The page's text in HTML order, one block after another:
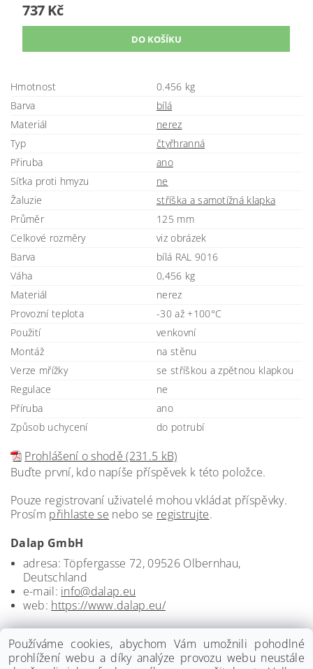
737 Kč
Hmotnost
0.456 kg
Barva
bílá
Materiál
nerez
Typ
čtyřhranná
Přiruba
ano
Síťka proti hmyzu
ne
Žaluzie
stříška a samotížná klapka
Průměr
125 mm
Celkové rozměry
viz obrázek
Barva
bílá RAL 9016
Váha
0,456 kg
Materiál
nerez
Provozní teplota
-30 až +100°C
Použití
venkovní
Montáž
na stěnu
Verze mřížky
se stříškou a zpětnou klapkou
Regulace
ne
Příruba
ano
Způsob uchycení
do potrubí
Prohlášení o shodě (231.5 kB)
Buďte první, kdo napíše příspěvek k této položce.
Pouze registrovaní uživatelé mohou vkládat příspěvky.
Prosím přihlaste se nebo se registrujte.
Dalap GmbH
adresa: Töpfergasse 72, 09526 Olbernhau,
Deutschland
e-mail: info@dalap.eu
web: https://www.dalap.eu/
Používáme cookies, abychom Vám umožnili pohodlné
prohlížení webu a díky analýze provozu webu neustále